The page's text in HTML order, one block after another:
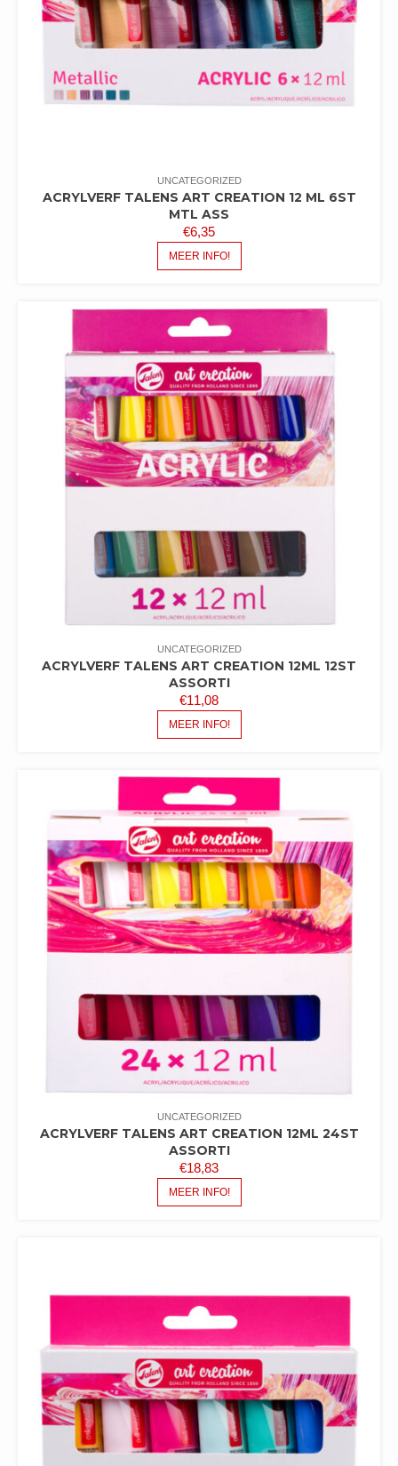
UNCATEGORIZED
ACRYLVERF TALENS ART CREATION 12 ML 6ST
MTL ASS
€6,35
MEER INFO!
UNCATEGORIZED
ACRYLVERF TALENS ART CREATION 12ML 12ST
ASSORTI
€11,08
MEER INFO!
UNCATEGORIZED
ACRYLVERF TALENS ART CREATION 12ML 24ST
ASSORTI
€18,83
MEER INFO!